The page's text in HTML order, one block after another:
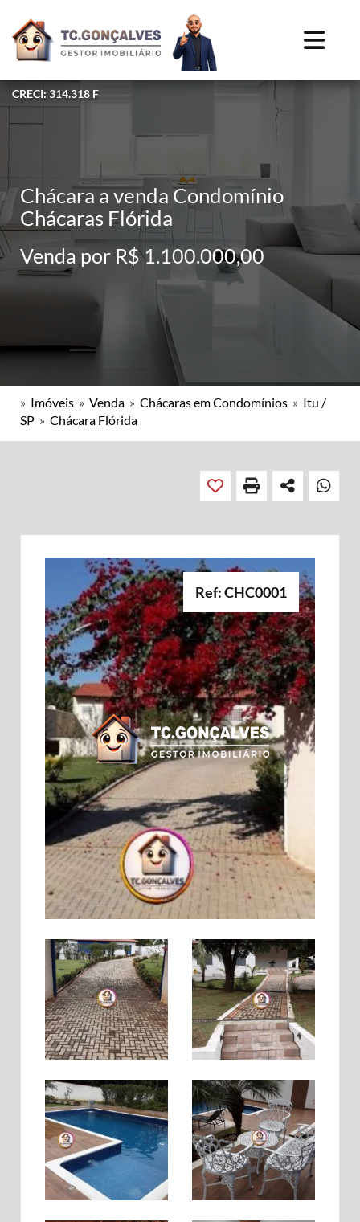
CRECI: 314.318 F
Chácara a venda Condomínio
Chácaras Flórida
Venda por R$ 1.100.000,00
» Imóveis » Venda » Chácaras em Condomínios » Itu /
SP » Chácara Flórida
Ref: CHC0001